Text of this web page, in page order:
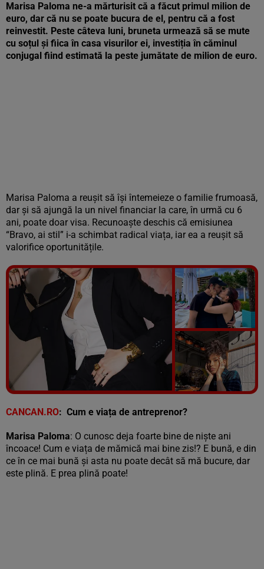
Marisa Paloma ne-a mărturisit că a făcut primul milion de
euro, dar că nu se poate bucura de el, pentru că a fost
reinvestit. Peste câteva luni, bruneta urmează să se mute
cu soțul și fiica în casa visurilor ei, investiția în căminul
conjugal fiind estimată la peste jumătate de milion de euro.
Marisa Paloma a reușit să își întemeieze o familie frumoasă,
dar și să ajungă la un nivel financiar la care, în urmă cu 6
ani, poate doar visa. Recunoaște deschis că emisiunea
“Bravo, ai stil” i-a schimbat radical viața, iar ea a reușit să
valorifice oportunitățile.
Vezi galeria foto
6 poze
CANCAN.RO: Cum e viața de antreprenor?
Marisa Paloma: O cunosc deja foarte bine de niște ani
încoace! Cum e viața de mămică mai bine zis!? E bună, e din
ce în ce mai bună și asta nu poate decât să mă bucure, dar
este plină. E prea plină poate!